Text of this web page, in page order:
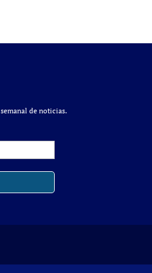
de noticias.